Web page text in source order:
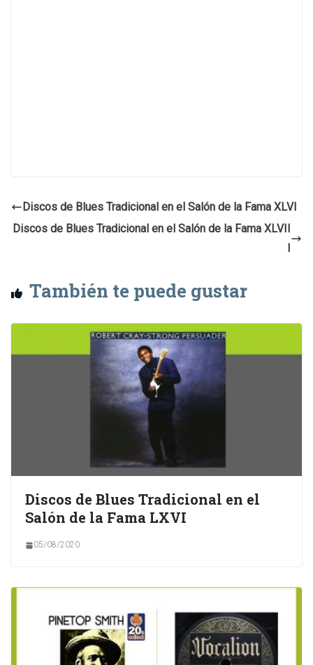
Discos de Blues Tradicional en el Salón de la Fama XLVI
Discos de Blues Tradicional en el Salón de la Fama XLVII
I
También te puede gustar
Discos de Blues Tradicional en el
Salón de la Fama LXVI
05/08/2020